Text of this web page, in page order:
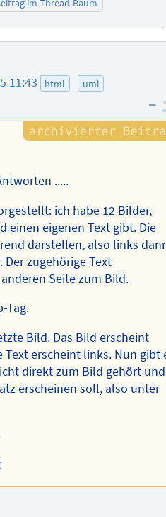
im Thread-Baum
11:43 html uml
–
.....
ich habe 12 Bilder,
einen eigenen Text gibt. Die
darstellen, also links
zugehörige Text
Seite zum Bild.
Tag.
Bild. Das Bild erscheint
Text erscheint links. Nun gibt
direkt zum Bild gehört und
erscheinen soll, also unter